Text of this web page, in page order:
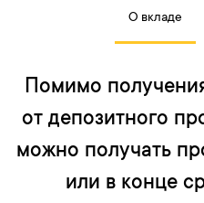
О вкладе
Помимо
от депозитного
можно получать
или в конце